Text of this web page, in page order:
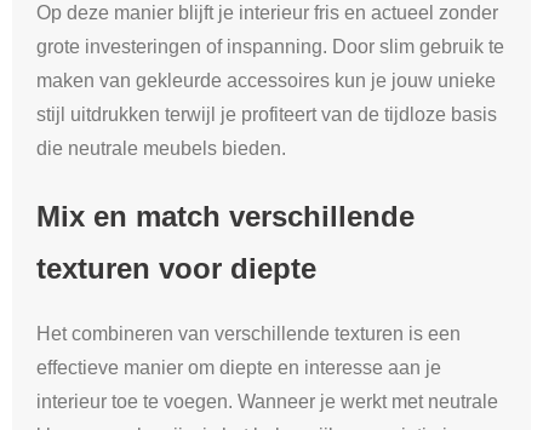
Op deze manier blijft je interieur fris en actueel zonder
grote investeringen of inspanning. Door slim gebruik te
maken van gekleurde accessoires kun je jouw unieke
stijl uitdrukken terwijl je profiteert van de tijdloze basis
die neutrale meubels bieden.
Mix en match verschillende
texturen voor diepte
Het combineren van verschillende texturen is een
effectieve manier om diepte en interesse aan je
interieur toe te voegen. Wanneer je werkt met neutrale